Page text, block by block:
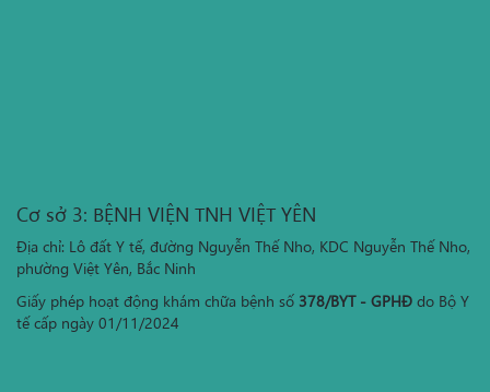
Cơ sở 3: BỆNH VIỆN TNH VIỆT YÊN
Địa chỉ: Lô đất Y tế, đường Nguyễn Thế Nho, KDC Nguyễn Thế Nho,
phường Việt Yên, Bắc Ninh
Giấy phép hoạt động khám chữa bệnh số 378/BYT - GPHĐ do Bộ Y
tế cấp ngày 01/11/2024